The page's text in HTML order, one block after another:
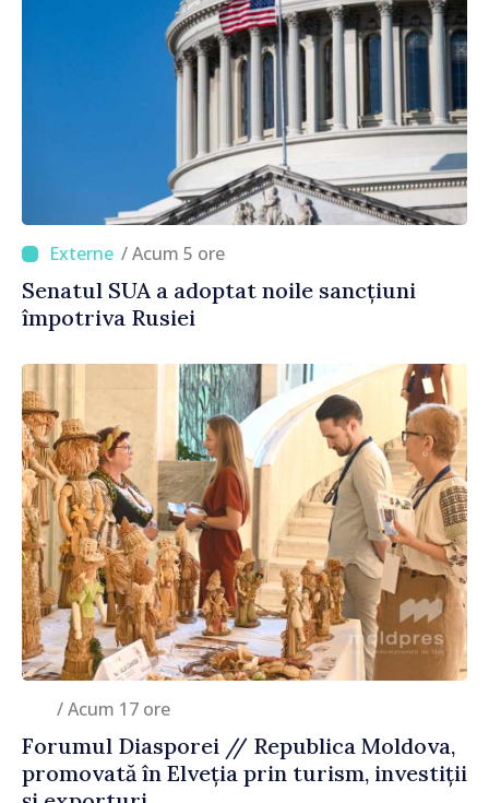
/ Acum 5 ore
Senatul SUA a adoptat noile sancțiuni
împotriva Rusiei
/ Acum 17 ore
Forumul Diasporei // Republica Moldova,
promovată în Elveția prin turism, investiții